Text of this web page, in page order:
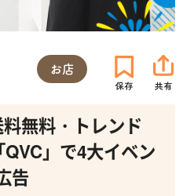
お店
無料・トレンド
」で4大イベン
告